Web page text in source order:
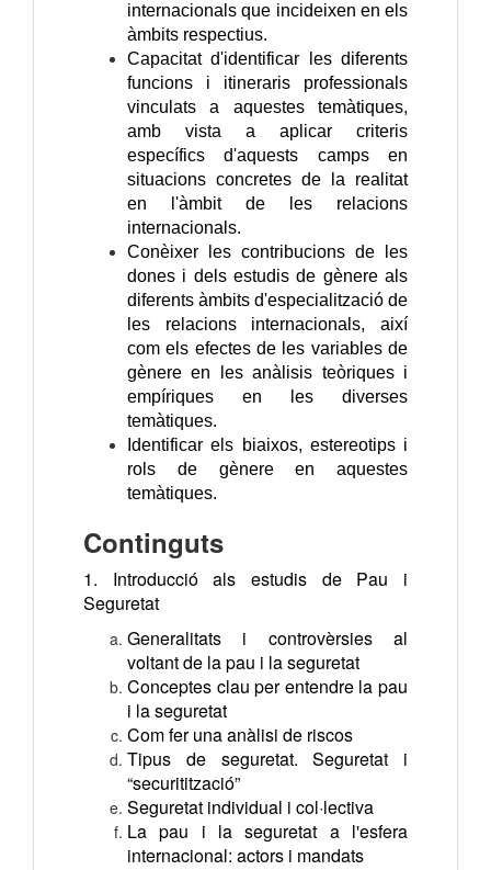
internacionals que incideixen en els
àmbits respectius.
Capacitat d'identificar les diferents
funcions i itineraris professionals
vinculats a aquestes temàtiques,
amb vista a aplicar criteris
específics d'aquests camps en
situacions concretes de la realitat
en l'àmbit de les relacions
internacionals.
Conèixer les contribucions de les
dones i dels estudis de gènere als
diferents àmbits d'especialització de
les relacions internacionals, així
com els efectes de les variables de
gènere en les anàlisis teòriques i
empíriques en les diverses
temàtiques.
Identificar els biaixos, estereotips i
rols de gènere en aquestes
temàtiques.
Continguts
1. Introducció als estudis de Pau i
Seguretat
Generalitats i controvèrsies al
voltant de la pau i la seguretat
Conceptes clau per entendre la pau
i la seguretat
Com fer una anàlisi de riscos
Tipus de seguretat. Seguretat i
“securitització”
Seguretat individual i col·lectiva
La pau i la seguretat a l'esfera
internacional: actors i mandats